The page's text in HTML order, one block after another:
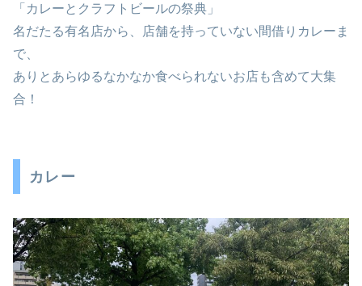
「カレーとクラフトビールの祭典」
名だたる有名店から、店舗を持っていない間借りカレーま
で、
ありとあらゆるなかなか食べられないお店も含めて大集
合！
カレー